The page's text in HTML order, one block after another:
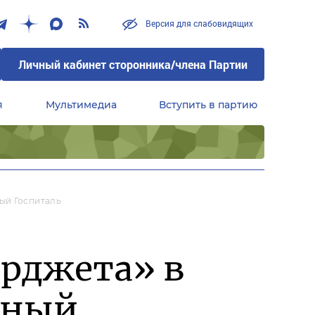
Версия для слабовидящих
Личный кабинет сторонника/члена Партии
Мультимедиа Вступить в партию
Госпиталь
в